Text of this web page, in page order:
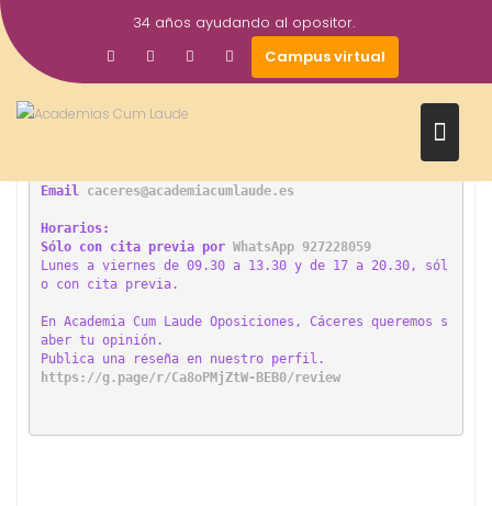
Saltar
al
contenido
34 años ayudando al opositor.
Campus virtual
Calle Hernando de Soto 4, entreplanta
Teléfono 927228059
Email caceres@academiacumlaude.es
Horarios:
Sólo con cita previa por WhatsApp 927228059
L unes a viernes de 09.30 a 13.30 y de 17 a 20.30, sól
o con cita previa.
En Academia Cum Laude Oposiciones, Cáceres queremos s
aber tu opinión.
https://g.page/r/Ca8oPMjZtW-BEB0/review